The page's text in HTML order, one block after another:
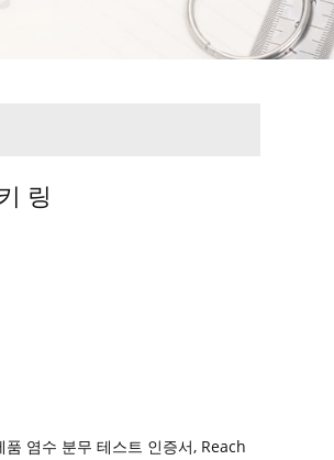
링
염수 분무 테스트 인증서, Reach